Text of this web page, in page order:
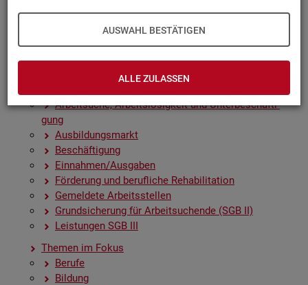
AUSWAHL BESTÄTIGEN
ALLE ZULASSEN
Früh­in­di­ka­to­ren für den Ar­beits­markt
Sai­son­be­rei­nig­te Zeit­rei­hen
Ar­beit­su­che, Ar­beits­lo­sig­keit und Un­ter­be­schäf­ti­
gung
Aus­bil­dungs­markt
Be­schäf­ti­gung
Ein­nah­men/Aus­ga­ben
För­de­rung und be­ruf­li­che Re­ha­bi­li­ta­ti­on
Ge­mel­de­te Ar­beits­stel­len
Grund­si­che­rung für Ar­beit­su­chen­de (SGB II)
Leis­tun­gen SGB III
The­men im Fokus
Be­ru­fe
Bil­dung